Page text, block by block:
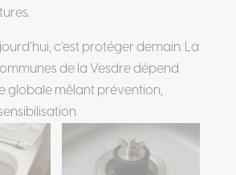
c’est protéger demain. La
de la Vesdre dépend
globale mêlant prévention,